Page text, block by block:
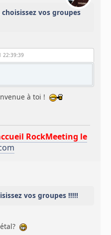
choisissez vos groupes
22:39:39
à toi !
RockMeeting le
vos groupes !!!!!